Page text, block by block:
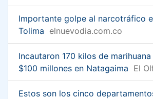
Importante golpe al narcotráfico
Tolima elnuevodia.com.co
Incautaron 170 kilos de
$100 millones en Natagaima El
Estos son los cinco